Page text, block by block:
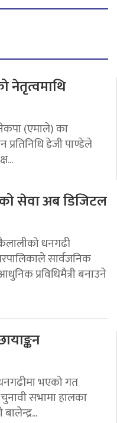
नेतृत्वमाथि
(एमाले) का
प्रतिनिधि डेजी पाण्डेले
सेवा अब डिजिटल
धनगढी
सार्वजनिक
प्रविधिमैत्री बनाउने
भएको गत
सभामा हालका
बालेन्द्र...